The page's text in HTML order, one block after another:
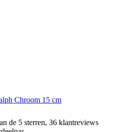
Chroom 15 cm
de 5 sterren, 36 klantreviews